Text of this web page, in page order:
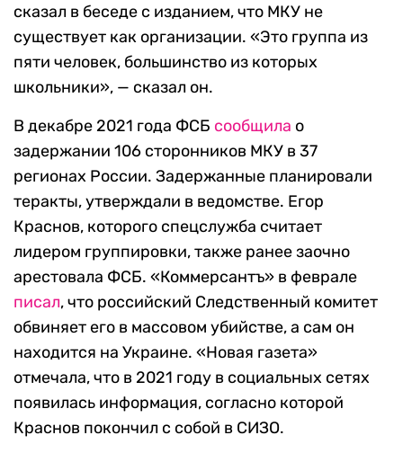
сказал в беседе с изданием, что МКУ не
существует как организации. «Это группа из
пяти человек, большинство из которых
школьники», — сказал он.
В декабре 2021 года ФСБ сообщила о
задержании 106 сторонников МКУ в 37
регионах России. Задержанные планировали
теракты, утверждали в ведомстве. Егор
Краснов, которого спецслужба считает
лидером группировки, также ранее заочно
арестовала ФСБ. «Коммерсантъ» в феврале
писал, что российский Следственный комитет
обвиняет его в массовом убийстве, а сам он
находится на Украине. «Новая газета»
отмечала, что в 2021 году в социальных сетях
появилась информация, согласно которой
Краснов покончил с собой в СИЗО.